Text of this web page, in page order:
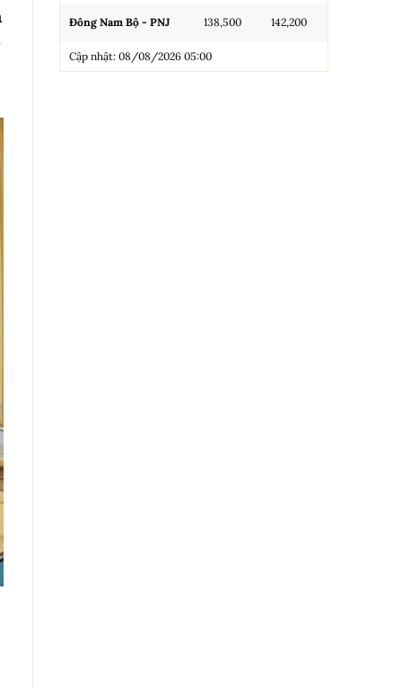
Đông Nam Bộ - PNJ 138,500 142,200
Cập nhật: 08/08/2026 05:00